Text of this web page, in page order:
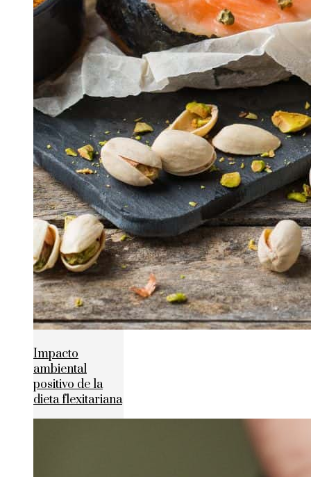
Impacto
ambiental
positivo de la
dieta flexitariana